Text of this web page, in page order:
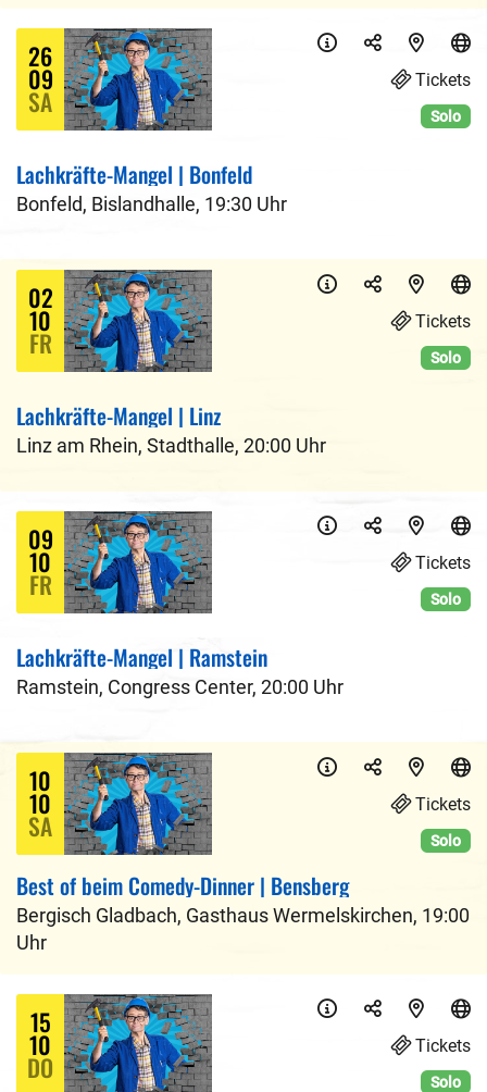
26
09
SA
Lachkräfte-Mangel | Bonfeld
Bonfeld, Bislandhalle, 19:30 Uhr
Tickets
Solo
02
10
FR
Lachkräfte-Mangel | Linz
Linz am Rhein, Stadthalle, 20:00 Uhr
Tickets
Solo
09
10
FR
Lachkräfte-Mangel | Ramstein
Ramstein, Congress Center, 20:00 Uhr
Tickets
Solo
10
10
SA
Best of beim Comedy-Dinner | Bensberg
Bergisch Gladbach, Gasthaus Wermelskirchen, 19:00
Uhr
Tickets
Solo
15
10
DO
Tickets
Solo